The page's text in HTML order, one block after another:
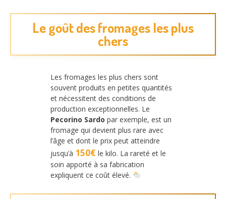
Le goût des fromages les plus
chers
Les fromages les plus chers sont
souvent produits en petites quantités
et nécessitent des conditions de
production exceptionnelles. Le
Pecorino Sardo par exemple, est un
fromage qui devient plus rare avec
l’âge et dont le prix peut atteindre
jusqu’à 150€ le kilo. La rareté et le
soin apporté à sa fabrication
expliquent ce coût élevé.